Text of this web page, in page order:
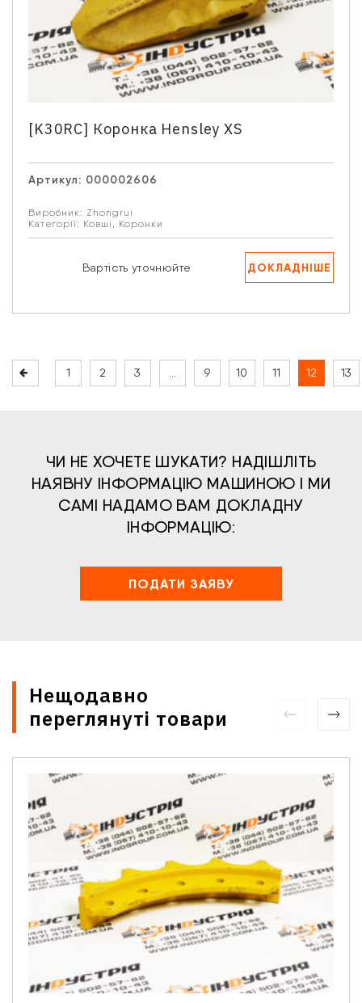
[K30RC] Коронка Hensley XS
Артикул: 000002606
Виробник: Zhongrui
Категорії: Ковші Коронки
Вартість уточнюйте ДОКЛАДНІШЕ
1 2 3 9 10 11 12 13
ЧИ НЕ ХОЧЕТЕ ШУКАТИ? НАДІШЛІТЬ
НАЯВНУ ІНФОРМАЦІЮ МАШИНОЮ І МИ
САМІ НАДАМО ВАМ ДОКЛАДНУ
ІНФОРМАЦІЮ:
ПОДАТИ ЗАЯВУ
Нещодавно
переглянуті товари